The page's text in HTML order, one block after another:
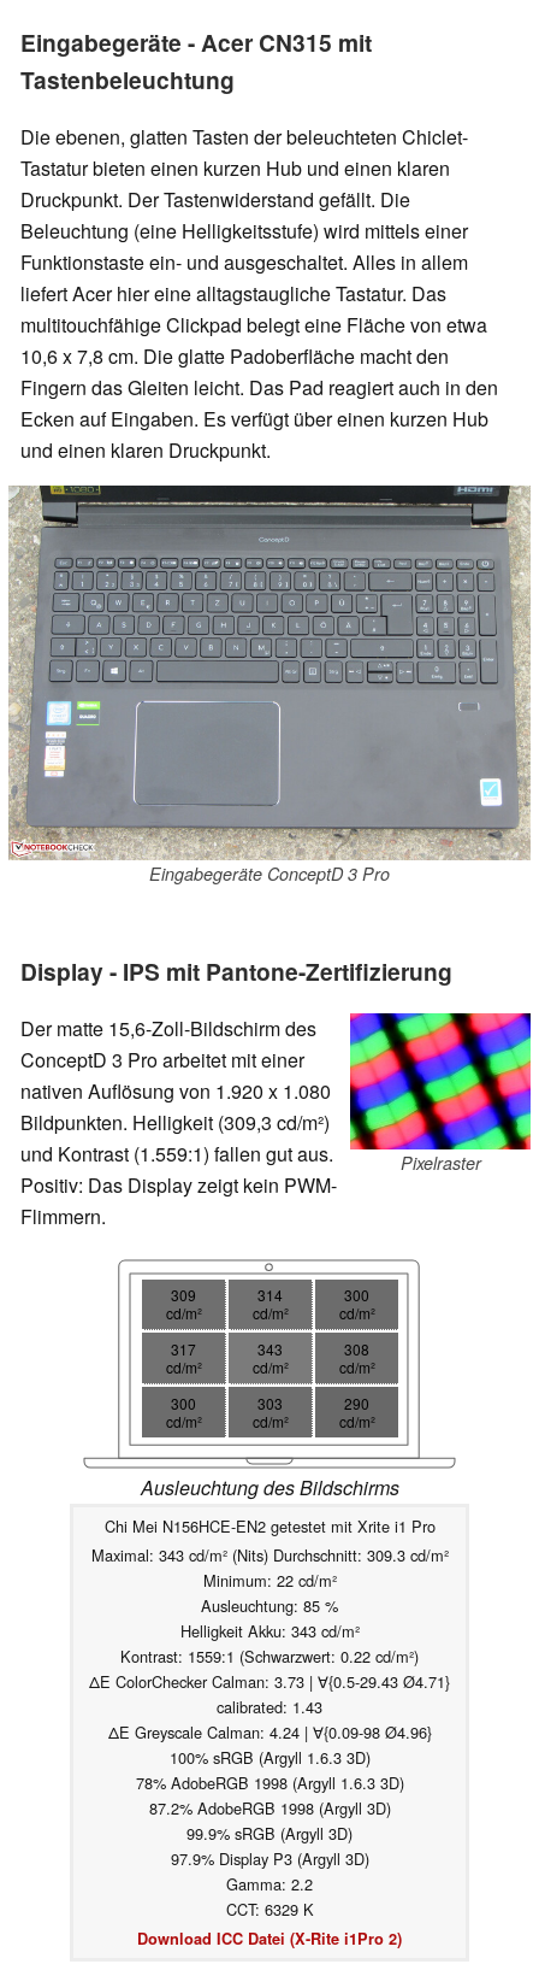
Eingabegeräte - Acer CN315 mit
Tastenbeleuchtung
Die ebenen, glatten Tasten der beleuchteten Chiclet-
Tastatur bieten einen kurzen Hub und einen klaren
Druckpunkt. Der Tastenwiderstand gefällt. Die
Beleuchtung (eine Helligkeitsstufe) wird mittels einer
Funktionstaste ein- und ausgeschaltet. Alles in allem
liefert Acer hier eine alltagstaugliche Tastatur. Das
multitouchfähige Clickpad belegt eine Fläche von etwa
10,6 x 7,8 cm. Die glatte Padoberfläche macht den
Fingern das Gleiten leicht. Das Pad reagiert auch in den
Ecken auf Eingaben. Es verfügt über einen kurzen Hub
und einen klaren Druckpunkt.
Eingabegeräte ConceptD 3 Pro
Display - IPS mit Pantone-Zertifizierung
Pixelraster
Der matte 15,6-Zoll-Bildschirm des
ConceptD 3 Pro arbeitet mit einer
nativen Auflösung von 1.920 x 1.080
Bildpunkten. Helligkeit (309,3 cd/m²)
und Kontrast (1.559:1) fallen gut aus.
Positiv: Das Display zeigt kein PWM-
Flimmern.
309
cd/m²
314
cd/m²
300
cd/m²
317
cd/m²
343
cd/m²
308
cd/m²
300
cd/m²
303
cd/m²
290
cd/m²
Ausleuchtung des Bildschirms
Chi Mei N156HCE-EN2 getestet mit Xrite i1 Pro
Maximal: 343 cd/m² (Nits) Durchschnitt: 309.3 cd/m²
Minimum: 22 cd/m²
Ausleuchtung: 85 %
Helligkeit Akku: 343 cd/m²
Kontrast: 1559:1 (Schwarzwert: 0.22 cd/m²)
ΔE ColorChecker Calman: 3.73 | ∀{0.5-29.43 Ø4.71}
calibrated: 1.43
ΔE Greyscale Calman: 4.24 | ∀{0.09-98 Ø4.96}
100% sRGB (Argyll 1.6.3 3D)
78% AdobeRGB 1998 (Argyll 1.6.3 3D)
87.2% AdobeRGB 1998 (Argyll 3D)
99.9% sRGB (Argyll 3D)
97.9% Display P3 (Argyll 3D)
Gamma: 2.2
CCT: 6329 K
Download ICC Datei (X-Rite i1Pro 2)